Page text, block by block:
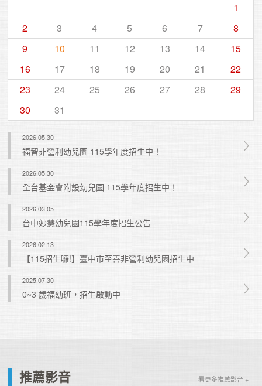
1
2
3 4 5 6 7
8
9
10 11 12 13 14
15
16
17 18 19 20 21
22
23
24 25 26 27 28
29
30
31
2026.05.30
福智非營利幼兒園 115學年度招生中！
2026.05.30
全台基金會附設幼兒園 115學年度招生中！
2026.03.05
台中妙慧幼兒園115學年度招生公告
2026.02.13
【115招生囉!】臺中市至善非營利幼兒園招生中
2025.07.30
0~3 歲福幼班，招生啟動中
推薦影音 看更多推薦影音 +